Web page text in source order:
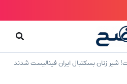
زنان بسکتبال ایران فینالیست شدند